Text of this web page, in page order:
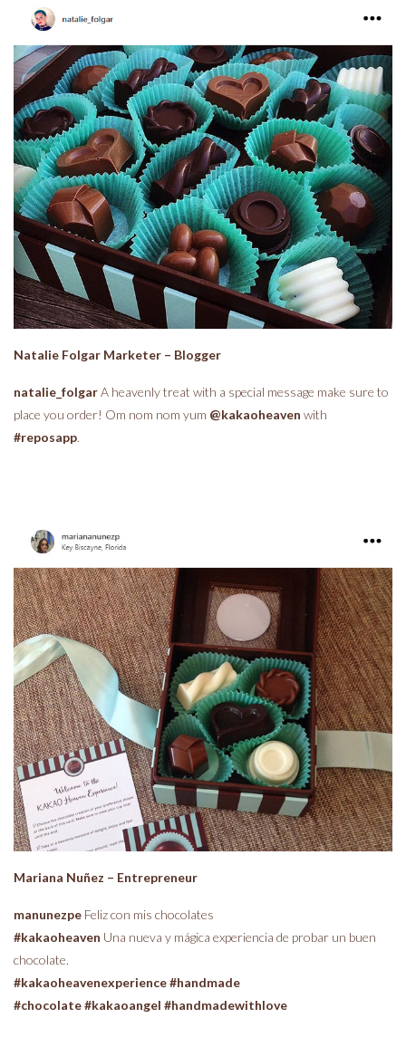
Natalie Folgar Marketer – Blogger
natalie_folgarA heavenly treat with a special message make sure to
place you order! Om nom nom yum @kakaoheaven with
#reposapp.
Mariana Nuñez – Entrepreneur
manunezpe Feliz con mis chocolates
#kakaoheaven Una nueva y mágica experiencia de probar un buen
chocolate.
#kakaoheavenexperience #handmade
#chocolate #kakaoangel #handmadewithlove